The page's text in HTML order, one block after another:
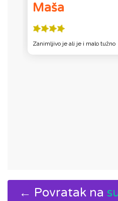
Maša
Zanimljivo je ali je i malo tužno
← Povratak na